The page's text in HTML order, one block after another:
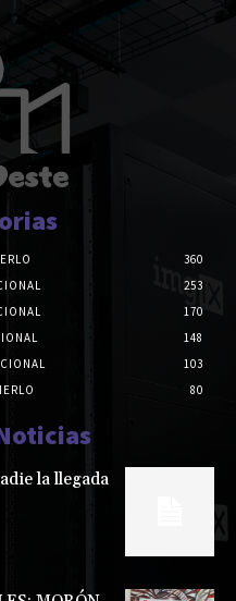
360
253
170
148
103
80
la llegada